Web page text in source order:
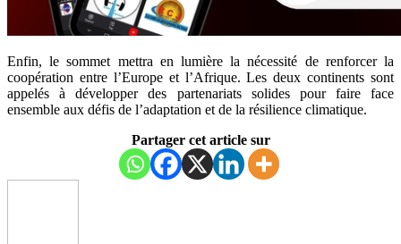
Enfin, le sommet mettra en lumière la nécessité de renforcer la
coopération entre l’Europe et l’Afrique. Les deux continents sont
appelés à développer des partenariats solides pour faire face
ensemble aux défis de l’adaptation et de la résilience climatique.
Partager cet article sur